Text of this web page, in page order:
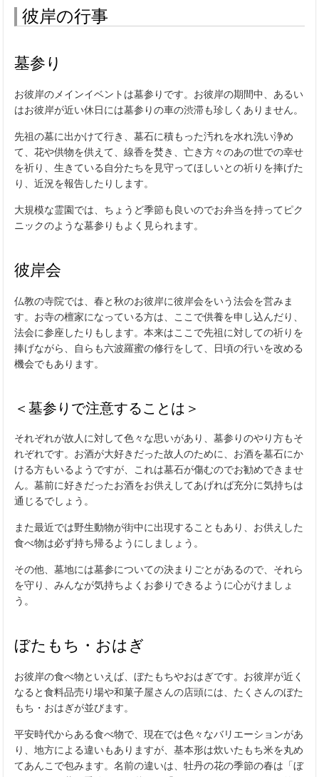
彼岸の行事
墓参り
お彼岸のメインイベントは墓参りです。お彼岸の期間中、あるい
はお彼岸が近い休日には墓参りの車の渋滞も珍しくありません。
先祖の墓に出かけて行き、墓石に積もった汚れを水れ洗い浄め
て、花や供物を供えて、線香を焚き、亡き方々のあの世での幸せ
を祈り、生きている自分たちを見守ってほしいとの祈りを捧げた
り、近況を報告したりします。
大規模な霊園では、ちょうど季節も良いのでお弁当を持ってピク
ニックのような墓参りもよく見られます。
彼岸会
仏教の寺院では、春と秋のお彼岸に彼岸会をいう法会を営みま
す。お寺の檀家になっている方は、ここで供養を申し込んだり、
法会に参座したりもします。本来はここで先祖に対しての祈りを
捧げながら、自らも六波羅蜜の修行をして、日頃の行いを改める
機会でもあります。
＜ 墓参りで注意することは＞
それぞれが故人に対して色々な思いがあり、墓参りのやり方もそ
れぞれです。お酒が大好きだった故人のために、お酒を墓石にか
ける方もいるようですが、これは墓石が傷むのでお勧めできませ
ん。墓前に好きだったお酒をお供えしてあげれば充分に気持ちは
通じるでしょう。
また最近では野生動物が街中に出現することもあり、お供えした
食べ物は必ず持ち帰るようにしましょう。
その他、墓地には墓参についての決まりごとがあるので、それら
を守り、みんなが気持ちよくお参りできるように心がけましょ
う。
ぼたもち・おはぎ
お彼岸の食べ物といえば、ぼたもちやおはぎです。お彼岸が近く
なると食料品売り場や和菓子屋さんの店頭には、たくさんのぼた
もち・おはぎが並びます。
平安時代からある食べ物で、現在では色々なバリエーションがあ
り、地方による違いもありますが、基本形は炊いたもち米を丸め
てあんこで包みます。名前の違いは、牡丹の花の季節の春は「ぼ